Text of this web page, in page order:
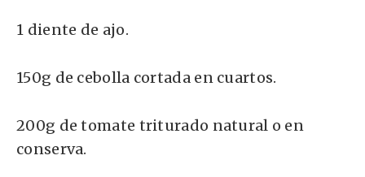
1 diente de ajo.
150g de cebolla cortada en cuartos.
200g de tomate triturado natural o en
conserva.